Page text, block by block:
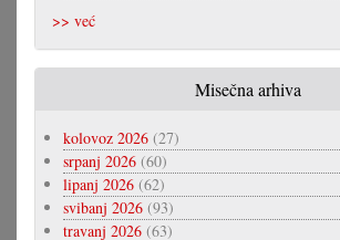
>> već
Misečna arhiva
kolovoz 2026 (27)
srpanj 2026 (60)
lipanj 2026 (62)
svibanj 2026 (93)
travanj 2026 (63)